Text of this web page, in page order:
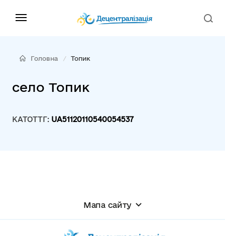
Головна Топик
село Топик
КАТОТТГ: UA51120110540054537
Мапа сайту